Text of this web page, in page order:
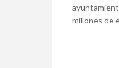
millones de